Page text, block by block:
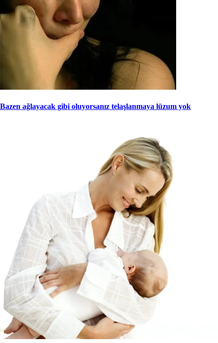
Bazen ağlayacak gibi oluyorsanız telaşlanmaya lüzum yok